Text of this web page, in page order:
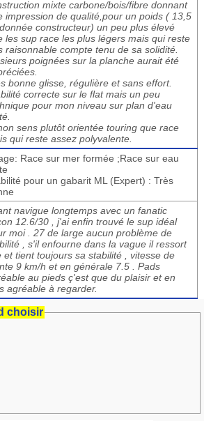
mixte carbone/bois/fibre donnant
impression de qualité,pour un poids ( 13,5
constructeur) un peu plus élevé
les sup race les plus légers mais qui reste
raisonnable compte tenu de sa solidité.
poignées sur la planche aurait été
bonne glisse, régulière et sans effort.
correcte sur le flat mais un peu
pour mon niveau sur plan d'eau
sens plutôt orientée touring que race
qui reste assez polyvalente.
Race sur mer formée ;Race sur eau
pour un gabarit ML (Expert) : Très
navigue longtemps avec un fanatic
12.6/30 , j'ai enfin trouvé le sup idéal
moi . 27 de large aucun problème de
, s'il enfourne dans la vague il ressort
et tient toujours sa stabilité , vitesse de
9 km/h et en générale 7.5 . Pads
au pieds ç'est que du plaisir et en
agréable à regarder.
choisir